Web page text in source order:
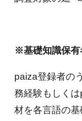
※基礎知識保有
paiza登録者の
務経験もしく
材を各言語の